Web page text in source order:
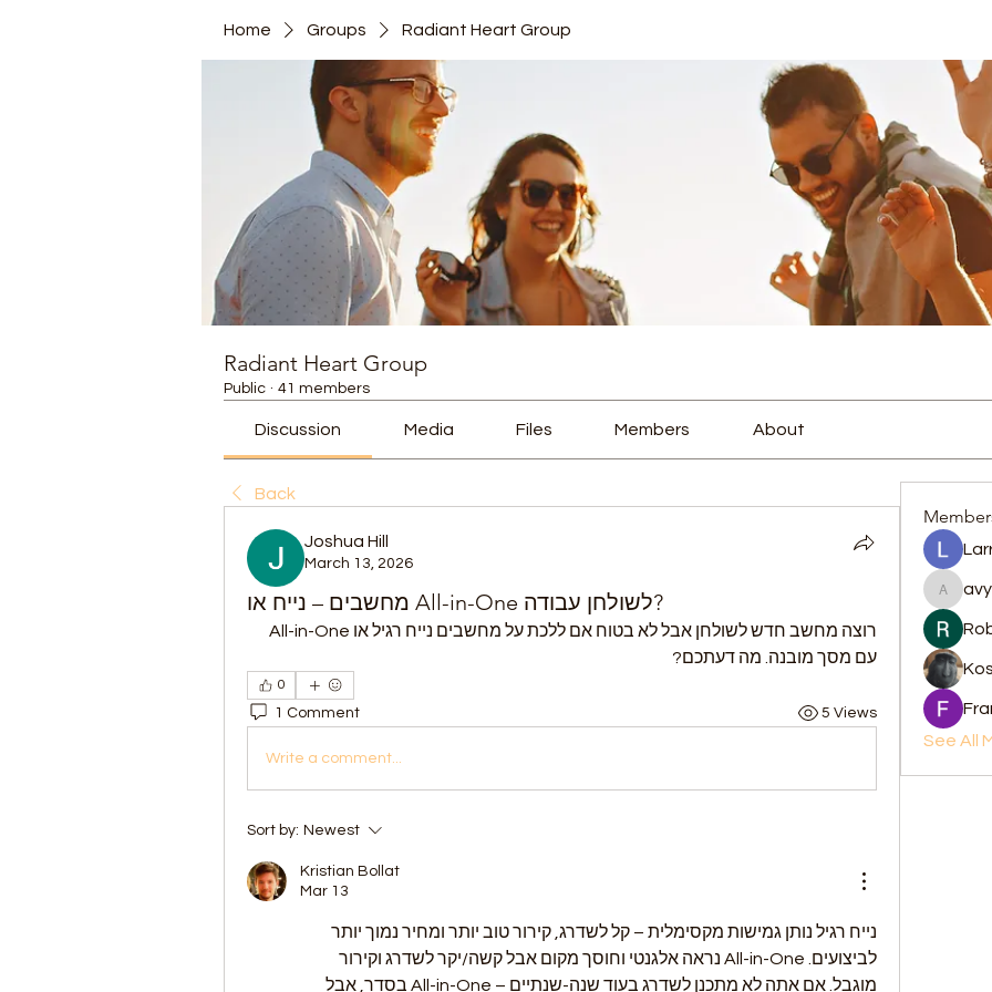
Home Groups Radiant Heart Group
Radiant Heart Group
Public · 41 members
Discussion Media Files Members About
Back
Joshua Hill
March 13, 2026
מחשבים – נייח או All-in-One לשולחן עבודה?
עם מסך מובנה. מה דעתכם?
0
1 Comment 5 Views
Write a comment...
Sort by: Newest
Kristian Bollat
Mar 13
See All